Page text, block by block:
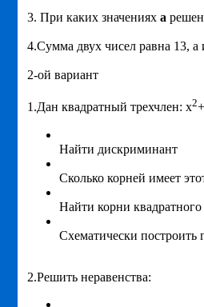
3. При каких значениях а
4.Сумма двух чисел равна 13,
2-ой вариант
1.Дан квадратный трехчлен: x2
Найти дискриминант
Сколько корней имеет
Найти корни квадратного
Схематически
2.Решить неравенства: